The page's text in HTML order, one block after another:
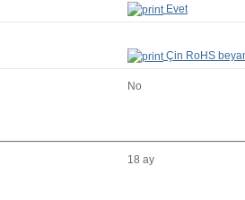
Evet
Çin RoHS
No
18 ay